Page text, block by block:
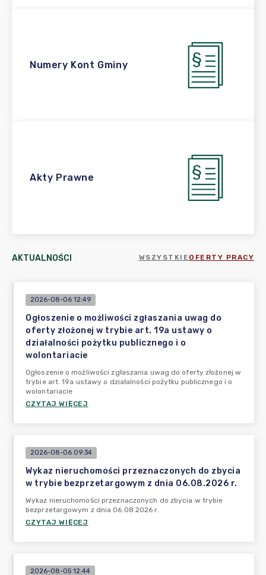
Numery Kont Gminy
Akty Prawne
AKTUALNOŚCI WSZYSTKIE OFERTY PRACY
2026-08-06 12:49
Ogłoszenie o możliwości zgłaszania uwag do
oferty złożonej w trybie art. 19a ustawy o
działalności pożytku publicznego i o
wolontariacie
Ogłoszenie o możliwości zgłaszania uwag do oferty złożonej w
trybie art. 19a ustawy o działalności pożytku publicznego i o
wolontariacie
CZYTAJ WIĘCEJ
2026-08-06 09:34
Wykaz nieruchomości przeznaczonych do zbycia
w trybie bezprzetargowym z dnia 06.08.2026 r.
Wykaz nieruchomości przeznaczonych do zbycia w trybie
bezprzetargowym z dnia 06.08.2026 r.
CZYTAJ WIĘCEJ
2026-08-05 12:44